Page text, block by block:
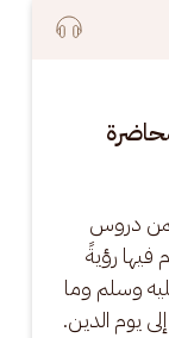
دروس
فيها رؤيةً
وسلم وما
يوم الدين.